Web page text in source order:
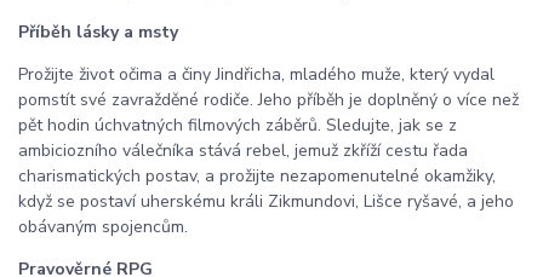
Příběh lásky a msty
Prožijte život očima a činy Jindřicha, mladého muže, který vydal
pomstít své zavražděné rodiče. Jeho příběh je doplněný o více než
pět hodin úchvatných filmových záběrů. Sledujte, jak se z
ambiciozního válečníka stává rebel, jemuž zkříží cestu řada
charismatických postav, a prožijte nezapomenutelné okamžiky,
když se postaví uherskému králi Zikmundovi, Lišce ryšavé, a jeho
obávaným spojencům.
Pravověrné RPG